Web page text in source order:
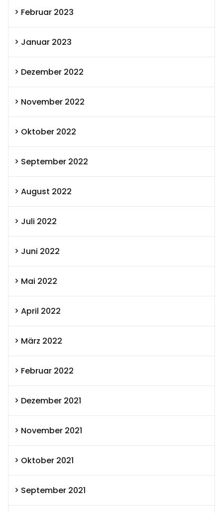
Februar 2023
Januar 2023
Dezember 2022
November 2022
Oktober 2022
September 2022
August 2022
Juli 2022
Juni 2022
Mai 2022
April 2022
März 2022
Februar 2022
Dezember 2021
November 2021
Oktober 2021
September 2021